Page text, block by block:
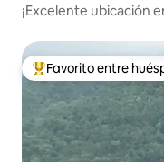
¡Excelente ubicación
Favorito entre
Favorito entre